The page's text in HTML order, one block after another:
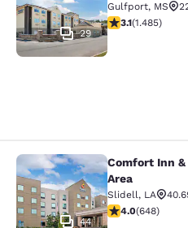
29
Gulfport, MS
classificação
3.1(1.485)
Comfort Inn &
44
Comfort Inn
Area
Slidell, LA
classificação
4.0(648)